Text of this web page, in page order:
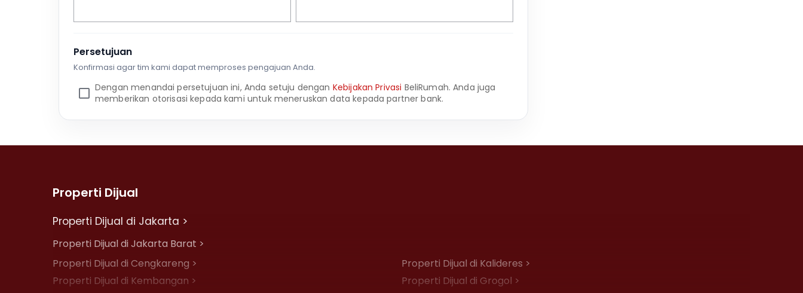
Persetujuan
Konfirmasi agar tim kami dapat memproses pengajuan Anda.
Dengan menandai persetujuan ini, Anda setuju dengan Kebijakan Privasi BeliRumah. Anda juga
memberikan otorisasi kepada kami untuk meneruskan data kepada partner bank.
Properti Dijual
Properti Dijual di Jakarta >
Properti Dijual di Jakarta Barat >
Properti Dijual di Cengkareng >
Properti Dijual di Kalideres >
Properti Dijual di Kembangan >
Properti Dijual di Grogol >